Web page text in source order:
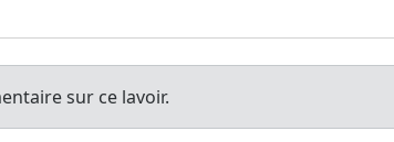
sur ce lavoir.